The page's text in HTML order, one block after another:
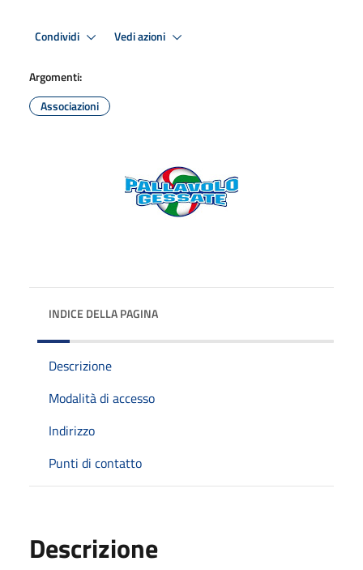
Condividi Vedi azioni
Argomenti:
Associazioni
INDICE DELLA PAGINA
Descrizione
Modalità di accesso
Indirizzo
Punti di contatto
Descrizione